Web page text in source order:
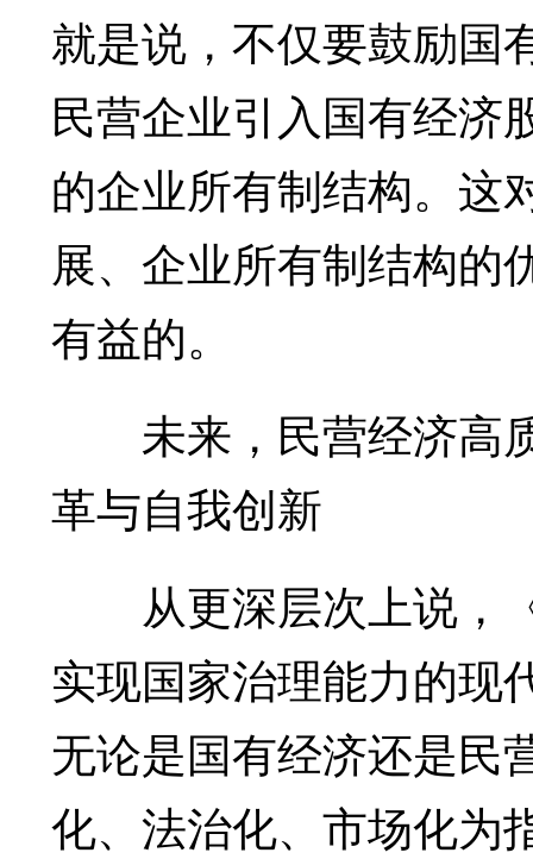
就是说，不仅要鼓励国
民营企业引入国有经济
的企业所有制结构。这
展、企业所有制结构的
有益的。
未来，民营经济高
革与自我创新
从更深层次上说，
实现国家治理能力的现
无论是国有经济还是民
化、法治化、市场化为